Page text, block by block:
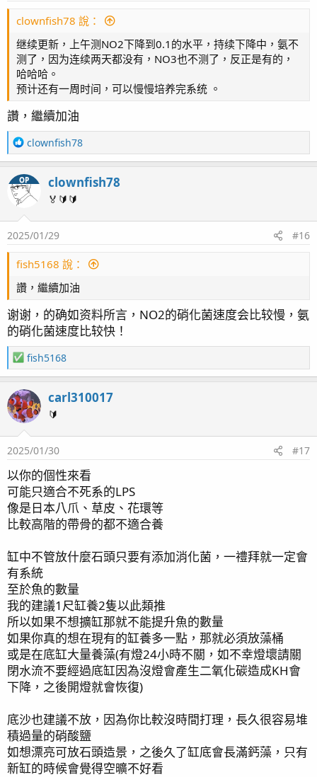
：
clownfish78 說：
继续更新，上午测NO2下降到0.1的水平，持续下降中，氨不
测了，因为连续两天都没有，NO3也不测了，反正是有的，
哈哈哈。
预计还有一周时间，可以慢慢培养完系统 。
讚，繼續加油
R
e
c
t
o
n
：
clownfish78
OP clownfish78
🏅🔰🔰
2025/01/29 #16
fish5168 說：
讚，繼續加油
谢谢，的确如资料所言，NO2的硝化菌速度会比较慢，氨
的硝化菌速度比较快！
R
e
c
t
i
o
n
：
fish5168
carl310017
🔰
2025/01/30 #17
以你的個性來看
可能只適合不死系的LPS
像是日本八爪、草皮、花環等
比較高階的帶骨的都不適合養
缸中不管放什麼石頭只要有添加消化菌，一禮拜就一定會
有系統
至於魚的數量
我的建議1尺缸養2隻以此類推
所以如果不想擴缸那就不能提升魚的數量
如果你真的想在現有的缸養多一點，那就必須放藻桶
或是在底缸大量養藻(有燈24小時不關，如不幸燈壞請關
閉水流不要經過底缸因為沒燈會產生二氧化碳造成KH會
下降，之後開燈就會恢復)
底沙也建議不放，因為你比較沒時間打理，長久很容易堆
積過量的硝酸鹽
如想漂亮可放石頭造景，之後久了缸底會長滿鈣藻，只有
新缸的時候會覺得空曠不好看